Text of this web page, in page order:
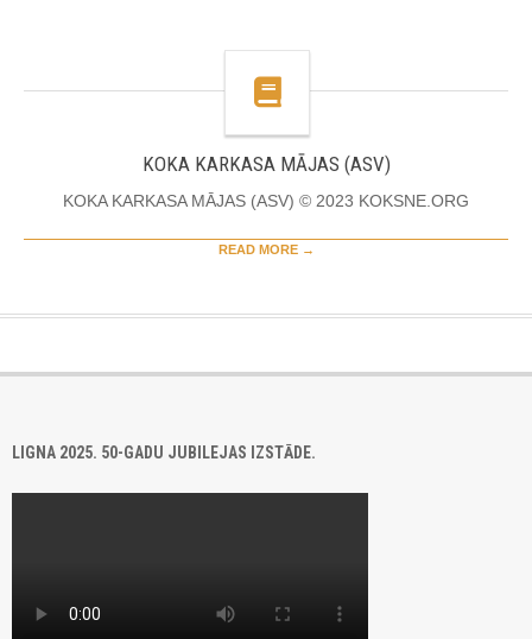
KOKA KARKASA MĀJAS (ASV)
KOKA KARKASA MĀJAS (ASV) © 2023 KOKSNE.ORG
READ MORE →
LIGNA 2025. 50-GADU JUBILEJAS IZSTĀDE.